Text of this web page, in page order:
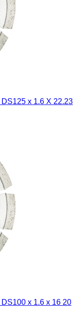
x 1.6 X 22.23
x 1.6 x 16 20